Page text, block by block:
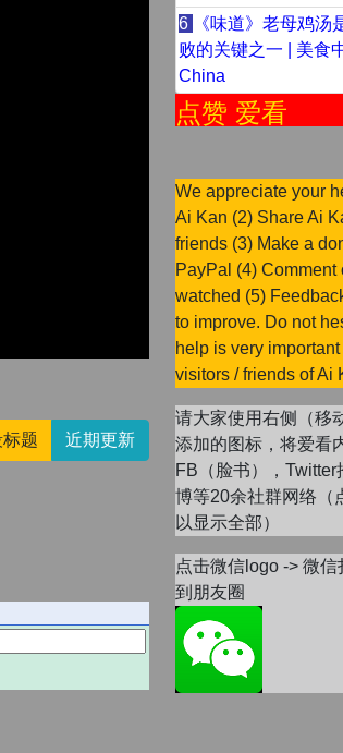
题 近期更新
6
《味道》老母鸡汤
败的关键之一 | 美食
China
点赞 爱看
We appreciate your
Ai Kan (2) Share Ai
friends (3) Make a
PayPal (4) Comment
watched (5)
to improve. Do not
help is very important
visitors / friends of Ai
请大家使用右侧（移
添加的图标，将爱看
FB（脸书），Twitter
博等20余社群网络（
以显示全部）
点击微信logo -> 微
到朋友圈